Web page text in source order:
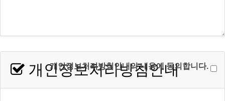
개인정보처리방침안내
개인정보처리방침안내의 내용에 동의합니다.